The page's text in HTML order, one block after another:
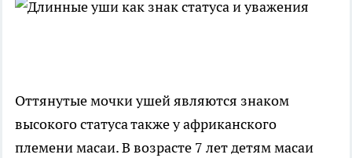
Оттянутые мочки ушей являются знаком
высокого статуса также у африканского
племени масаи. В возрасте 7 лет детям масаи